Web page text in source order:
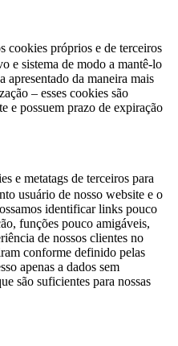
cookies próprios e de terceiros
e sistema de modo a mantê-lo
apresentado da maneira mais
– esses cookies são
e possuem prazo de expiração
e metatags de terceiros para
usuário de nosso website e o
identificar links pouco
funções pouco amigáveis,
de nossos clientes no
conforme definido pelas
apenas a dados sem
são suficientes para nossas